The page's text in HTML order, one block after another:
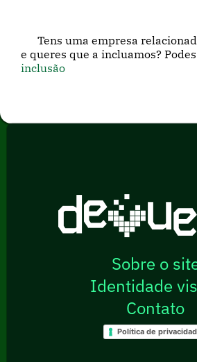
Tens uma empresa
e queres que a incluamos? Podes
inclusão
Sobre o
Identidade
Contato
Política de